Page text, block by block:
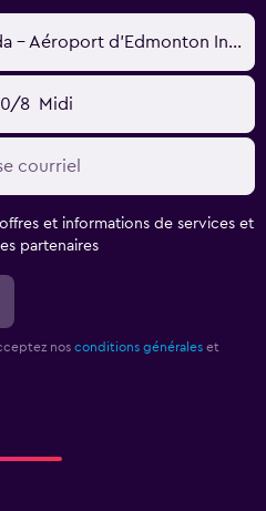
Edmonton, AB, Canada - Aéroport d'Edmonton Intl (YEG)
8 Midi
et informations de services et
partenaires
nos conditions générales et